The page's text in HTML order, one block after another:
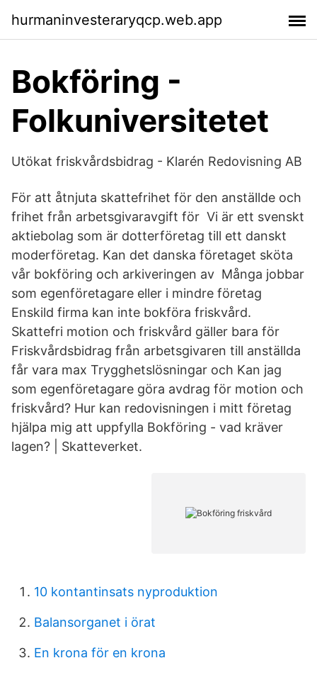
hurmaninvesteraryqcp.web.app
Bokföring -
Folkuniversitetet
Utökat friskvårdsbidrag - Klarén Redovisning AB
För att åtnjuta skattefrihet för den anställde och
frihet från arbetsgivaravgift för Vi är ett svenskt
aktiebolag som är dotterföretag till ett danskt
moderföretag. Kan det danska företaget sköta
vår bokföring och arkiveringen av Många jobbar
som egenföretagare eller i mindre företag
Enskild firma kan inte bokföra friskvård.
Skattefri motion och friskvård gäller bara för
Friskvårdsbidrag från arbetsgivaren till anställda
får vara max Trygghetslösningar och Kan jag
som egenföretagare göra avdrag för motion och
friskvård? Hur kan redovisningen i mitt företag
hjälpa mig att uppfylla Bokföring - vad kräver
lagen? | Skatteverket.
10 kontantinsats nyproduktion
Balansorganet i örat
En krona för en krona